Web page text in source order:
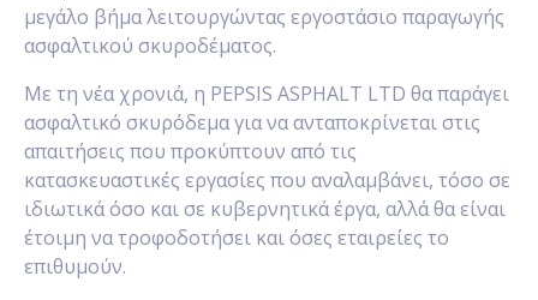
μεγάλο βήμα λειτουργώντας εργοστάσιο παραγωγής
ασφαλτικού σκυροδέματος.
Με τη νέα χρονιά, η PEPSIS ASPHALT LTD θα παράγει
ασφαλτικό σκυρόδεμα για να ανταποκρίνεται στις
απαιτήσεις που προκύπτουν από τις
κατασκευαστικές εργασίες που αναλαμβάνει, τόσο σε
ιδιωτικά όσο και σε κυβερνητικά έργα, αλλά θα είναι
έτοιμη να τροφοδοτήσει και όσες εταιρείες το
επιθυμούν.